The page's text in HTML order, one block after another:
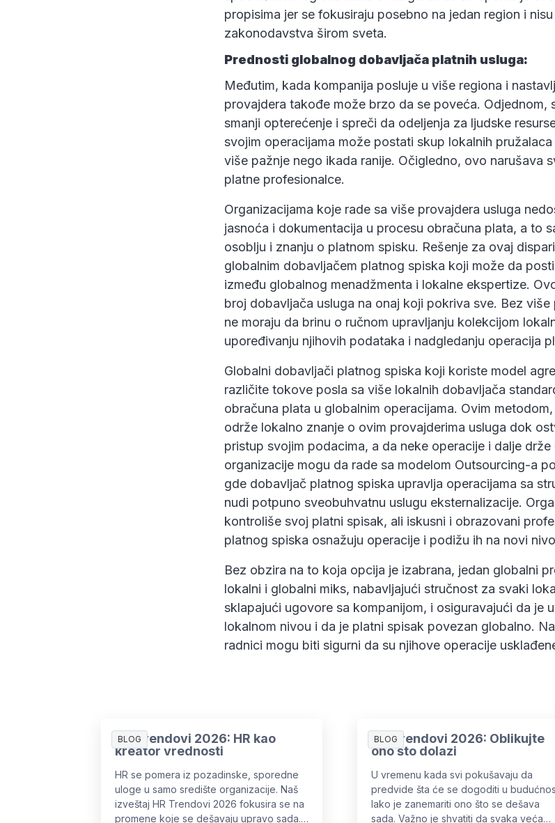
propisima jer se fokusiraju posebno na jedan region i
zakonodavstva širom sveta.
Prednosti globalnog dobavljača platnih usluga:
Međutim, kada kompanija posluje u više regiona i
provajdera takođe može brzo da se poveća. Odjednom,
smanji opterećenje i spreči da odeljenja za ljudske
svojim operacijama može postati skup lokalnih
više pažnje nego ikada ranije. Očigledno, ovo narušava
platne profesionalce.
Organizacijama koje rade sa više provajdera usluga
jasnoća i dokumentacija u procesu obračuna plata, a to
osoblju i znanju o platnom spisku. Rešenje za ovaj
globalnim dobavljačem platnog spiska koji može da
između globalnog menadžmenta i lokalne ekspertize.
broj dobavljača usluga na onaj koji pokriva sve. Bez
ne moraju da brinu o ručnom upravljanju kolekcijom
upoređivanju njihovih podataka i nadgledanju operacija
Globalni dobavljači platnog spiska koji koriste model
različite tokove posla sa više lokalnih dobavljača
obračuna plata u globalnim operacijama. Ovim
održe lokalno znanje o ovim provajderima usluga dok
pristup svojim podacima, a da neke operacije i dalje
organizacije mogu da rade sa modelom Outsourcing-a
gde dobavljač platnog spiska upravlja operacijama sa
nudi potpuno sveobuhvatnu uslugu eksternalizacije.
kontroliše svoj platni spisak, ali iskusni i obrazovani
platnog spiska osnažuju operacije i podižu ih na novi
Bez obzira na to koja opcija je izabrana, jedan globalni
lokalni i globalni miks, nabavljajući stručnost za svaki
sklapajući ugovore sa kompanijom, i osiguravajući da je
lokalnom nivou i da je platni spisak povezan globalno.
radnici mogu biti sigurni da su njihove operacije
BLOG
HR Trendovi 2026: HR kao
kreator vrednosti
HR se pomera iz pozadinske, sporedne
uloge u samo središte organizacije. Naš
izveštaj HR Trendovi 2026 fokusira se na
promene koje se dešavaju upravo sada.
BLOG
HR Trendovi 2026: Oblikujte
ono što dolazi
U vremenu kada svi pokušavaju da
predvide šta će se dogoditi u
lako je zanemariti ono što se dešava
sada. Važno je shvatiti da svaka veća